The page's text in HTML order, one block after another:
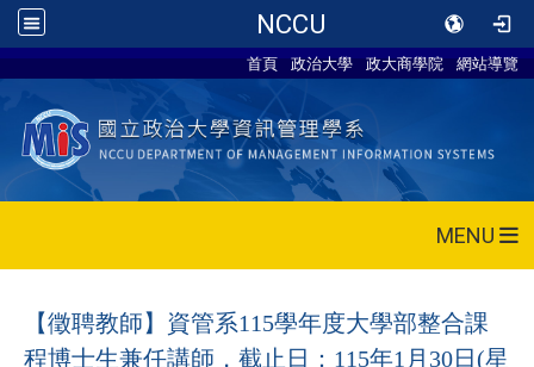
NCCU
首頁 政治大學 政大商學院 網站導覽
MENU
【徵聘教師】資管系115學年度大學部整合課
程博士生兼任講師，截止日：115年1月30日(星